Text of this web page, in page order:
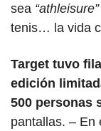
sea “athleisure”
tenis… la vida
Target tuvo
edición
500 personas
pantallas. –